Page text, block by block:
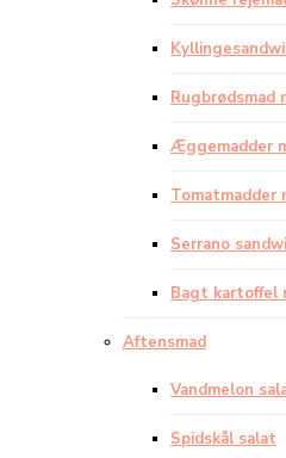
Rugbrødsmad
Æggemadder
Tomatmadder
Serrano
Bagt kartoffel
Aftensmad
Vandmelon
Spidskål salat